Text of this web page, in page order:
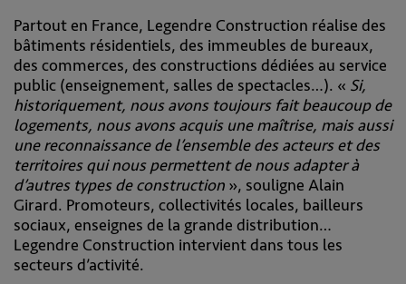
Partout en France, Legendre Construction réalise des
bâtiments résidentiels, des immeubles de bureaux,
des commerces, des constructions dédiées au service
public (enseignement, salles de spectacles…). « Si,
historiquement, nous avons toujours fait beaucoup de
logements, nous avons acquis une maîtrise, mais aussi
une reconnaissance de l’ensemble des acteurs et des
territoires qui nous permettent de nous adapter à
d’autres types de construction », souligne Alain
Girard. Promoteurs, collectivités locales, bailleurs
sociaux, enseignes de la grande distribution…
Legendre Construction intervient dans tous les
secteurs d’activité.